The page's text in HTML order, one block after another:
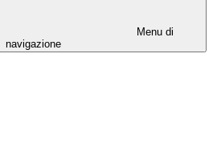
Menu di
navigazione